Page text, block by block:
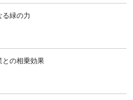
る緑の力
との相乗効果